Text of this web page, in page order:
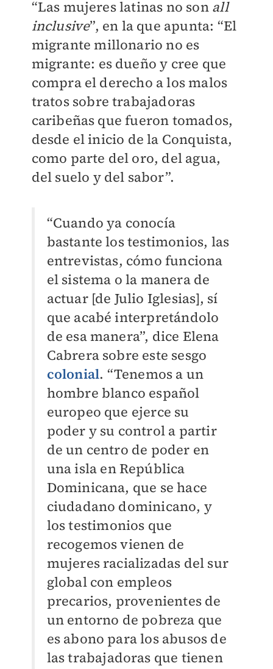
“Las mujeres latinas no son all
inclusive”, en la que apunta: “El
migrante millonario no es
migrante: es dueño y cree que
compra el derecho a los malos
tratos sobre trabajadoras
caribeñas que fueron tomados,
desde el inicio de la Conquista,
como parte del oro, del agua,
del suelo y del sabor”.
“Cuando ya conocía
bastante los testimonios, las
entrevistas, cómo funciona
el sistema o la manera de
actuar [de Julio Iglesias], sí
que acabé interpretándolo
de esa manera”, dice Elena
Cabrera sobre este sesgo
colonial. “Tenemos a un
hombre blanco español
europeo que ejerce su
poder y su control a partir
de un centro de poder en
una isla en República
Dominicana, que se hace
ciudadano dominicano, y
los testimonios que
recogemos vienen de
mujeres racializadas del sur
global con empleos
precarios, provenientes de
un entorno de pobreza que
es abono para los abusos de
las trabajadoras que tienen